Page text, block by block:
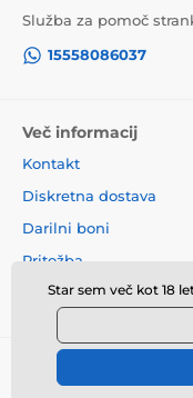
Služba za pomoč
15558086037
Več informacij
Kontakt
Diskretna dostava
Darilni boni
Pritožba
O nas
© 2026
Star sem več kot 18